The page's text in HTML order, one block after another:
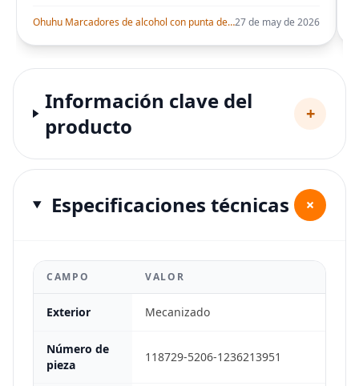
Ohuhu Marcadores de alcohol con punta de pincel – Juego de marcadores artísticos de doble punta con certificación AP para artistas adultos27 de may de 2026
Información clave del
producto
+
Especificaciones técnicas +
CAMPO VALOR
Exterior Mecanizado
Número de
pieza
118729-5206-1236213951